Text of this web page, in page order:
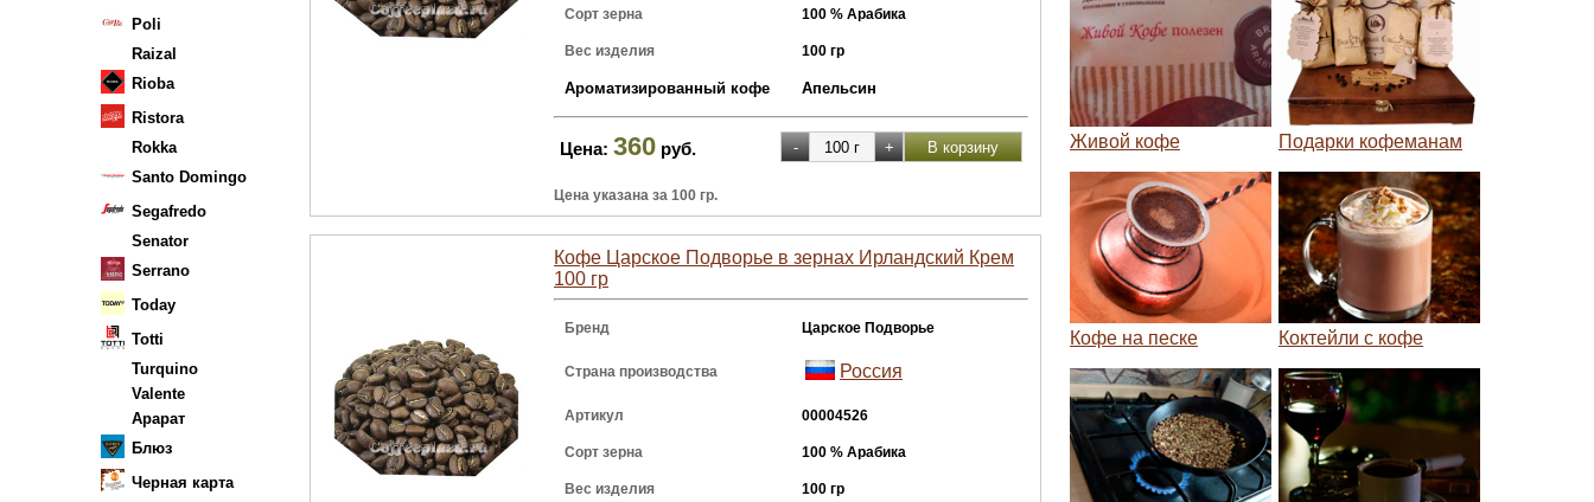
Poli
Raizal
Rioba
Ristora
Rokka
Santo Domingo
Segafredo
Senator
Serrano
Today
Totti
Turquino
Valente
Арарат
Блюз
Черная карта
Сорт зерна 100 % Арабика
Вес изделия 100 гр
Ароматизированный кофе Апельсин
Цена: 360 руб.
Цена указана за 100 гр.
Кофе Царское Подворье в зернах Ирландский Крем
100 гр
Бренд Царское Подворье
Страна производства Россия
Артикул 00004526
Сорт зерна 100 % Арабика
Вес изделия 100 гр
Живой кофе Подарки кофеманам
Кофе на песке Коктейли с кофе